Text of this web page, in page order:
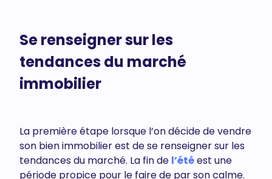
Se renseigner sur les
tendances du marché
immobilier
La première étape lorsque l’on décide de vendre
son bien immobilier est de se renseigner sur les
tendances du marché. La fin de l’étéest une
période propice pour le faire de par son calme.